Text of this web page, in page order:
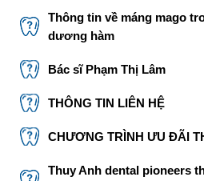
Thông tin về máng mago
dương hàm
Bác sĩ Phạm Thị Lâm
THÔNG TIN LIÊN HỆ
CHƯƠNG TRÌNH ƯU ĐÃI
Thuy Anh dental pioneers